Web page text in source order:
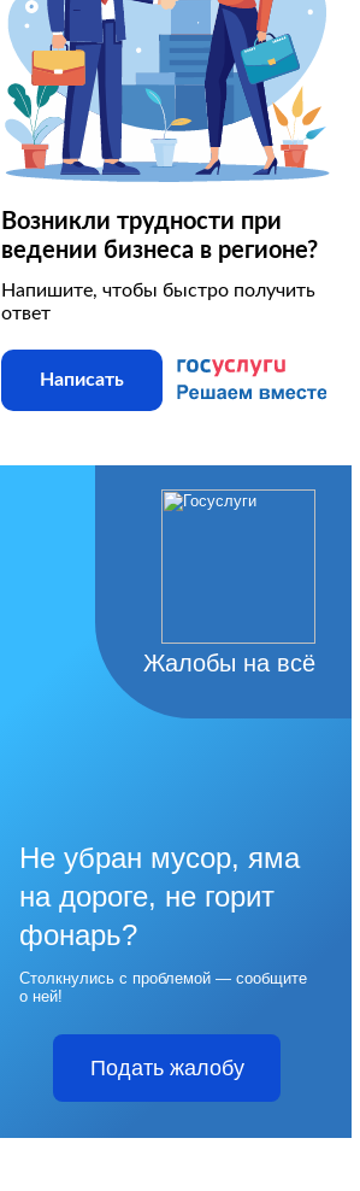
Возникли трудности при
ведении бизнеса в регионе?
Напишите, чтобы быстро получить
ответ
Написать
Жалобы на всё
Не убран мусор, яма
на дороге, не горит
фонарь?
Столкнулись с проблемой — сообщите
о ней!
Подать жалобу